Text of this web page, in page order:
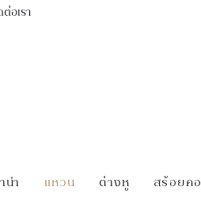
อเรา
ำ แหวน ต่างหู สร้อยคอ